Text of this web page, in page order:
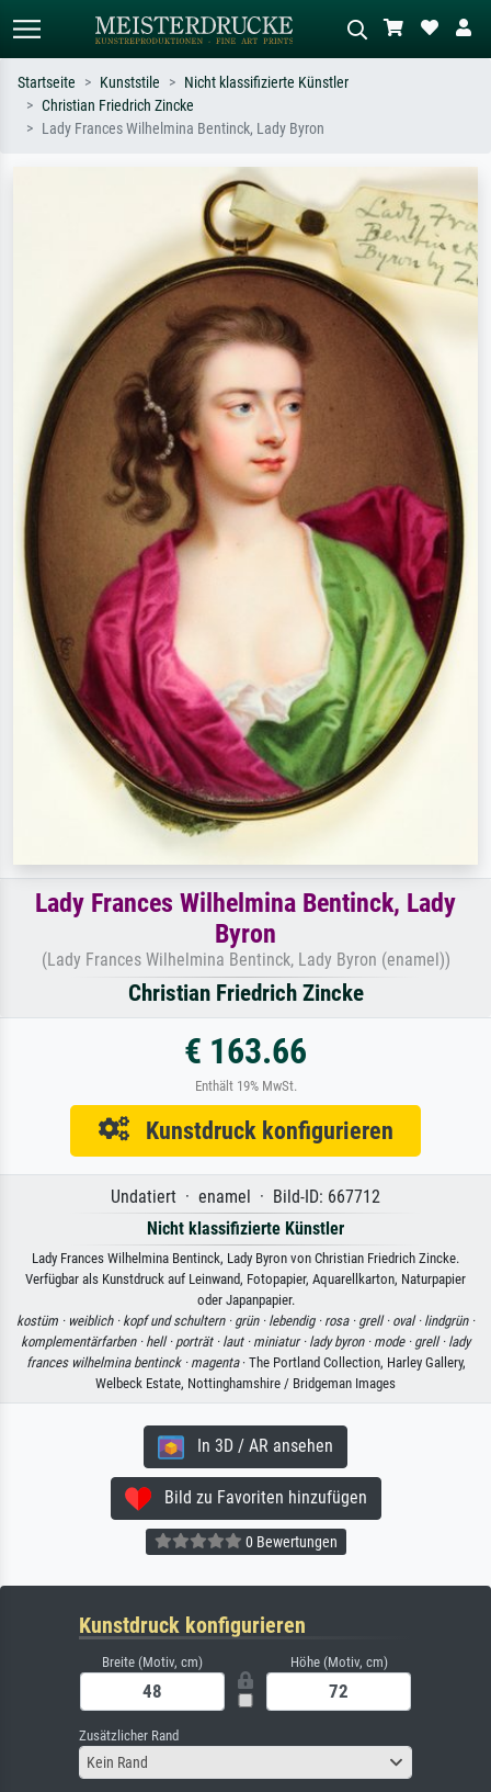
Standardsuche
Sternennacht, Impressionismus, Welle
Wiese, Abstrakt mit viel Rot, Dunkles
Ölgemälde, Stehender Akt neben einem
Baum.
Startseite Kunststile
Nicht klassifizierte Künstler
Christian Friedrich Zincke
Lady Frances Wilhelmina Bentinck, Lady Byron
Lady Frances Wilhelmina Bentinck, Lady
Byron
(Lady Frances Wilhelmina Bentinck, Lady Byron (enamel))
Christian Friedrich Zincke
€ 163.66
Enthält 19% MwSt.
Kunstdruck konfigurieren
Undatiert · enamel · Bild-ID: 667712
Nicht klassifizierte Künstler
Lady Frances Wilhelmina Bentinck, Lady Byron von Christian Friedrich Zincke.
Verfügbar als Kunstdruck auf Leinwand, Fotopapier, Aquarellkarton, Naturpapier
oder Japanpapier.
kostüm · weiblich · kopf und schultern · grün · lebendig · rosa · grell · oval · lindgrün ·
komplementärfarben · hell · porträt · laut · miniatur · lady byron · mode · grell · lady
frances wilhelmina bentinck · magenta· The Portland Collection, Harley Gallery,
Welbeck Estate, Nottinghamshire / Bridgeman Images
In 3D / AR ansehen
Bild zu Favoriten hinzufügen
0 Bewertungen
Kunstdruck konfigurieren
Breite (Motiv, cm) Höhe (Motiv, cm)
Zusätzlicher Rand
Kein Rand